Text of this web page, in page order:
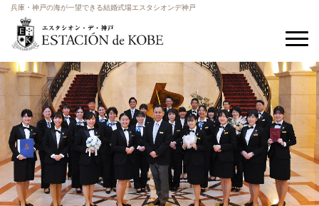
兵庫・神戸の海が一望できる結婚式場エスタシオンデ神戸